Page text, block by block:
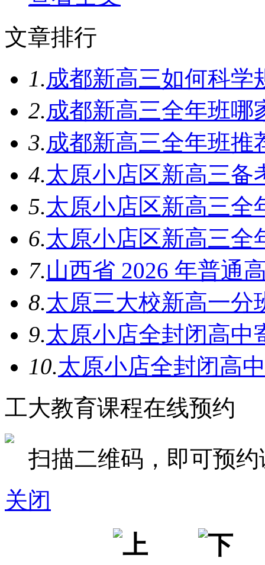
文章排行
1.成都新高三如何科学
2.成都新高三全年班哪
3.成都新高三全年班推
4.太原小店区新高三备
5.太原小店区新高三全
6.太原小店区新高三全
7.山西省 2026 年普通
8.太原三大校新高一分
9.太原小店全封闭高中
10.太原小店全封闭高
工大教育课程在线预约
扫描二维码，即可预
关闭